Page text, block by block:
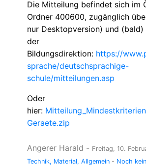
Die Mitteilung befindet sich im
Ordner 400600, zugänglich
nur Desktopversion) und
der
Bildungsdirektion: https://
sprache/deutschsprachige-
schule/mitteilungen.asp
Oder
hier:
Geraete.zip
Angerer Harald - Freitag, 10.
Technik Material Allgemein - Noch